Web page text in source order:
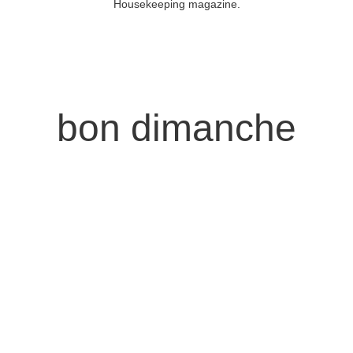
bon dimanche